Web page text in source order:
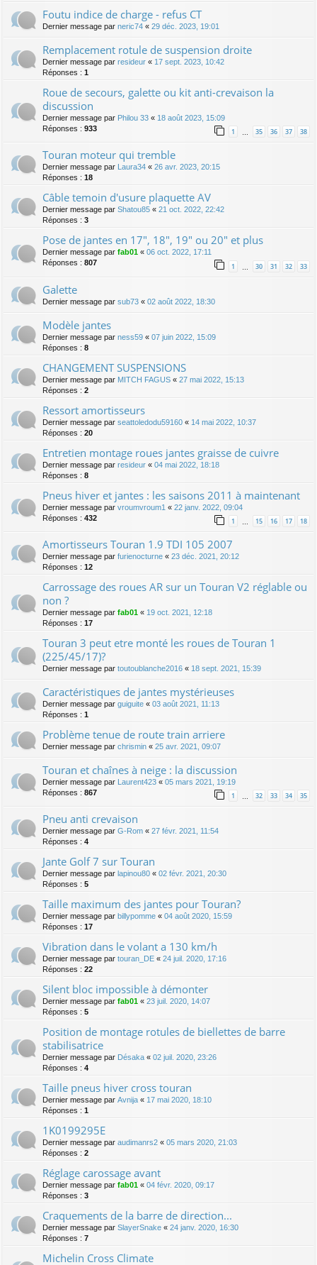
Foutu indice de charge - refus CT
Dernier message par neric74 « 29 déc. 2023, 19:01
Remplacement rotule de suspension droite
Dernier message par resideur « 17 sept. 2023, 10:42
Réponses : 1
Roue de secours, galette ou kit anti-crevaison la
discussion
Dernier message par Philou 33 « 18 août 2023, 15:09
Réponses : 933 1 … 35 36 37 38
Touran moteur qui tremble
Dernier message par Laura34 « 26 avr. 2023, 20:15
Réponses : 18
Câble temoin d'usure plaquette AV
Dernier message par Shatou85 « 21 oct. 2022, 22:42
Réponses : 3
Pose de jantes en 17", 18", 19" ou 20" et plus
Dernier message par fab01 « 06 oct. 2022, 17:11
Réponses : 807 1 30 31 32 33
Galette
Dernier message par sub73 « 02 août 2022, 18:30
Modèle jantes
Dernier message par ness59 « 07 juin 2022, 15:09
Réponses : 8
CHANGEMENT SUSPENSIONS
Dernier message par MITCH FAGUS « 27 mai 2022, 15:13
Réponses : 2
Ressort amortisseurs
Dernier message par seattoledodu59160 « 14 mai 2022, 10:37
Réponses : 20
Entretien montage roues jantes graisse de cuivre
Dernier message par resideur « 04 mai 2022, 18:18
Réponses : 8
Pneus hiver et jantes : les saisons 2011 à maintenant
Dernier message par vroumvroum1 « 22 janv. 2022, 09:04
Réponses : 432 1 15 16 17 18
Amortisseurs Touran 1.9 TDI 105 2007
Dernier message par furienocturne « 23 déc. 2021, 20:12
Réponses : 12
Carrossage des roues AR sur un Touran V2 réglable ou
non ?
Dernier message par fab01 « 19 oct. 2021, 12:18
Réponses : 17
Touran 3 peut etre monté les roues de Touran 1
(225/45/17)?
Dernier message par toutoublanche2016 « 18 sept. 2021, 15:39
Caractéristiques de jantes mystérieuses
Dernier message par guiguite « 03 août 2021, 11:13
Réponses : 1
Problème tenue de route train arriere
Dernier message par chrismin « 25 avr. 2021, 09:07
Touran et chaînes à neige : la discussion
Dernier message par Laurent423 « 05 mars 2021, 19:19
Réponses : 867 1 32 33 34 35
Pneu anti crevaison
Dernier message par G-Rom « 27 févr. 2021, 11:54
Réponses : 4
Jante Golf 7 sur Touran
Dernier message par lapinou80 « 02 févr. 2021, 20:30
Réponses : 5
Taille maximum des jantes pour Touran?
Dernier message par billypomme « 04 août 2020, 15:59
Réponses : 17
Vibration dans le volant a 130 km/h
Dernier message par touran_DE « 24 juil. 2020, 17:16
Réponses : 22
Silent bloc impossible à démonter
Dernier message par fab01 « 23 juil. 2020, 14:07
Réponses : 5
Position de montage rotules de biellettes de barre
stabilisatrice
Dernier message par Désaka « 02 juil. 2020, 23:26
Réponses : 4
Taille pneus hiver cross touran
Dernier message par Avnija « 17 mai 2020, 18:10
Réponses : 1
1K0199295E
Dernier message par audimanrs2 « 05 mars 2020, 21:03
Réponses : 2
Réglage carossage avant
Dernier message par fab01 « 04 févr. 2020, 09:17
Réponses : 3
Craquements de la barre de direction...
Dernier message par SlayerSnake « 24 janv. 2020, 16:30
Réponses : 7
Michelin Cross Climate